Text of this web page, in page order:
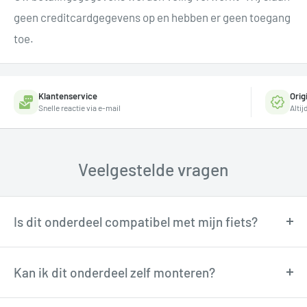
geen creditcardgegevens op en hebben er geen toegang
toe.
Klantenservice
Snelle reactie via e-mail
Veelgestelde vragen
Is dit onderdeel compatibel met mijn fiets?
Onze fietstechnici kunnen je adviseren over
compatibiliteit. Neem contact op via
Kan ik dit onderdeel zelf monteren?
Veel onderdelen zijn goed zelf te monteren met